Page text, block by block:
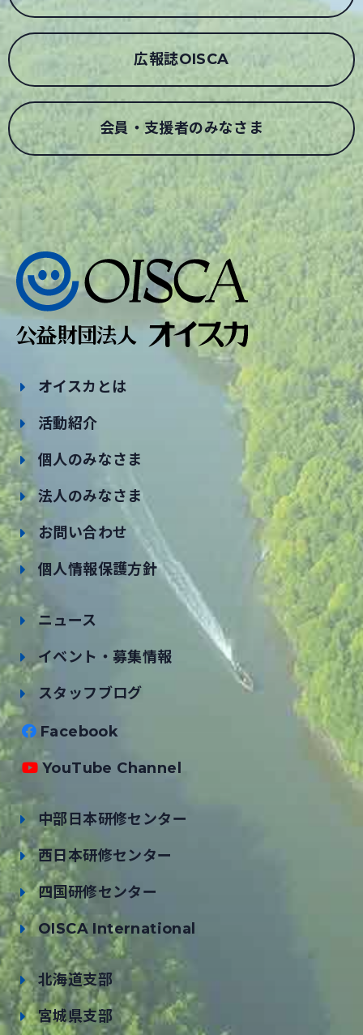
広報誌OISCA
会員・支援者のみなさま
オイスカとは
活動紹介
個人のみなさま
法人のみなさま
お問い合わせ
個人情報保護方針
ニュース
イベント・募集情報
スタッフブログ
Facebook
YouTube Channel
中部日本研修センター
西日本研修センター
四国研修センター
OISCA International
北海道支部
宮城県支部